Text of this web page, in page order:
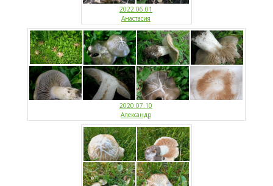
2022.06.01
Анастасия
2020.07.10
Александр